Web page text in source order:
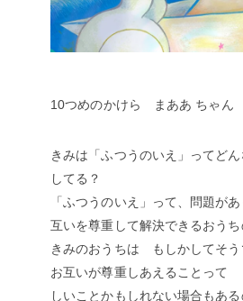
10つめのかけら まああ ちゃん
きみは「ふつうのいえ」ってど
してる？
「ふつうのいえ」って、問題が
互いを尊重して解決できるおう
きみのおうちは もしかしてそう
お互いが尊重しあえることって
しいことかもしれない場合もあ